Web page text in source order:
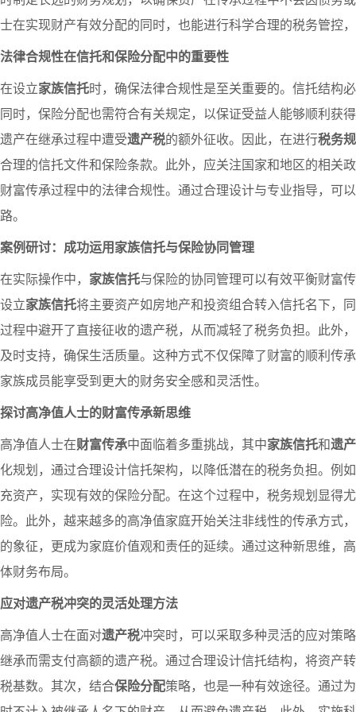
士在实现财产有效分配的同时，也能进行科学合理的税务管控
法律合规性在信托和保险分配中的重要性
在设立家族信托时，确保法律合规性是至关重要的。信托结构
同时，保险分配也需符合有关规定，以保证受益人能够顺利获
遗产在继承过程中遭受遗产税的额外征收。因此，在进行税务
合理的信托文件和保险条款。此外，应关注国家和地区的相关
财富传承过程中的法律合规性。通过合理设计与专业指导，可
路。
案例研讨：成功运用家族信托与保险协同管理
在实际操作中， 家族信托与保险的协同管理可以有效平衡财富
设立家族信托将主要资产如房地产和投资组合转入信托名下，
过程中避开了直接征收的遗产税，从而减轻了税务负担。此外
及时支持，确保生活质量。这种方式不仅保障了财富的顺利传
家族成员能享受到更大的财务安全感和灵活性。
探讨高净值人士的财富传承新思维
高净值人士在财富传承中面临着多重挑战，其中家族信托和遗
化规划，通过合理设计信托架构，以降低潜在的税务负担。例
充资产，实现有效的保险分配。在这个过程中，税务规划显得
险。此外，越来越多的高净值家庭开始关注非线性的传承方式
的象征，更成为家庭价值观和责任的延续。通过这种新思维，
体财务布局。
应对遗产税冲突的灵活处理方法
高净值人士在面对遗产税冲突时，可以采取多种灵活的应对策
继承而需支付高额的遗产税。通过合理设计信托结构，将资产
税基数。其次，结合保险分配策略，也是一种有效途径。通过